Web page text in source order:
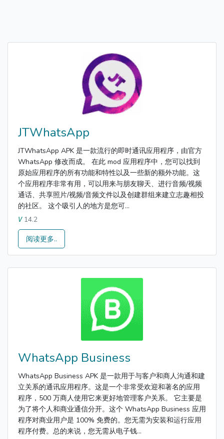
JTWhatsApp
JTWhatsApp APK 是一款流行的即时通讯应用程序，由官方
WhatsApp 修改而成。 在此 mod 应用程序中，您可以找到
原始应用程序的所有功能和特性以及一些新的额外功能。这
个应用程序非常有用，可以用来与朋友聊天、进行音频/视频
通话、共享照片/视频/音频文件以及创建群组来建立志趣相投
的社区。 这个吸引人的地方是您可...
V14.2
阅读更多..
WhatsApp Business
WhatsApp Business APK 是一款用于与客户和商人沟通和建
立关系的通讯应用程序。这是一个非常受欢迎和著名的应用
程序，500 万商人使用它来更好地管理客户关系。 它主要是
为了将个人和商业通信分开。这个 WhatsApp Business 应用
程序对商业用户是 100% 免费的。您无需为安装和运行应用
程序付费。总的来说，您无需从电子钱...